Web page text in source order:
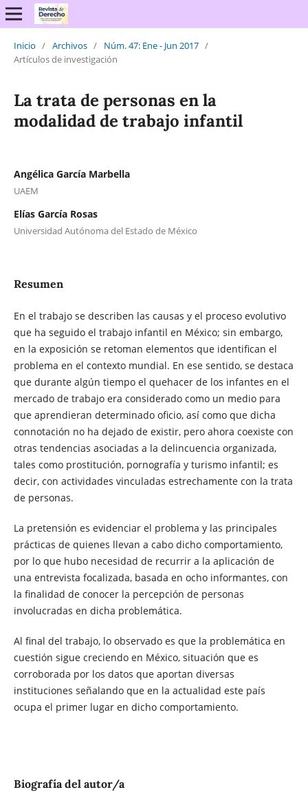
Inicio / Archivos / Núm. 47: Ene - Jun 2017 /
Artículos de investigación
La trata de personas en la
modalidad de trabajo infantil
Angélica García Marbella
UAEM
Elías García Rosas
Universidad Autónoma del Estado de México
Resumen
En el trabajo se describen las causas y el proceso evolutivo
que ha seguido el trabajo infantil en México; sin embargo,
en la exposición se retoman elementos que identifican el
problema en el contexto mundial. En ese sentido, se destaca
que durante algún tiempo el quehacer de los infantes en el
mercado de trabajo era considerado como un medio para
que aprendieran determinado oficio, así como que dicha
connotación no ha dejado de existir, pero ahora coexiste con
otras tendencias asociadas a la delincuencia organizada,
tales como prostitución, pornografía y turismo infantil; es
decir, con actividades vinculadas estrechamente con la trata
de personas.
La pretensión es evidenciar el problema y las principales
prácticas de quienes llevan a cabo dicho comportamiento,
por lo que hubo necesidad de recurrir a la aplicación de
una entrevista focalizada, basada en ocho informantes, con
la finalidad de conocer la percepción de personas
involucradas en dicha problemática.
Al final del trabajo, lo observado es que la problemática en
cuestión sigue creciendo en México, situación que es
corroborada por los datos que aportan diversas
instituciones señalando que en la actualidad este país
ocupa el primer lugar en dicho comportamiento.
Biografía del autor/a